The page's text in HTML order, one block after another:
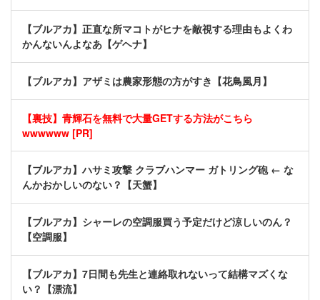
【ブルアカ】正直な所マコトがヒナを敵視する理由もよくわ
かんないんよなあ【ゲヘナ】
【ブルアカ】アザミは農家形態の方がすき【花鳥風月】
【裏技】青輝石を無料で大量GETする方法がこちら
wwwwww [PR]
【ブルアカ】ハサミ攻撃 クラブハンマー ガトリング砲 ← な
んかおかしいのない？【天蟹】
【ブルアカ】シャーレの空調服買う予定だけど涼しいのん？
【空調服】
【ブルアカ】7日間も先生と連絡取れないって結構マズくな
い？【漂流】